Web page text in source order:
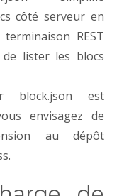
côté serveur en
REST
lister les blocs
block.json est
envisagez de
au dépôt